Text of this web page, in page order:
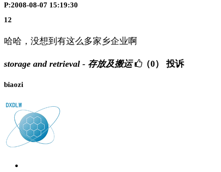
P:2008-08-07 15:19:30
12
哈哈，没想到有这么多家乡企业啊
storage and retrieval - 存放及搬运 （0） 投诉
biaozi